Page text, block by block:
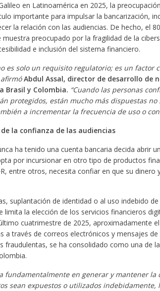
en Latinoamérica en 2025, la
importante para impulsar la bancarización,
la relación con las audiencias. De hecho, el
preocupado por la fragilidad de la
e inclusión del sistema financiero.
es solo un requisito regulatorio; es un factor
Abdul Assal, director de desarrollo de
Brasil y Colombia. “Cuando las personas
protegidos, están mucho más dispuestas no
a incrementar la frecuencia de uso o
la confianza de las audiencias
ha tenido una cuenta bancaria decida abrir
por incursionar en otro tipo de productos
entre otros, necesita confiar en que su dinero
suplantación de identidad o al uso indebido
limita la elección de los servicios financieros
cuatrimestre de 2025, aproximadamente
a través de correos electrónicos y mensajes
fraudulentas, se ha consolidado como una de
fundamentalmente en generar y mantener la
sean expuestos o utilizados indebidamente,